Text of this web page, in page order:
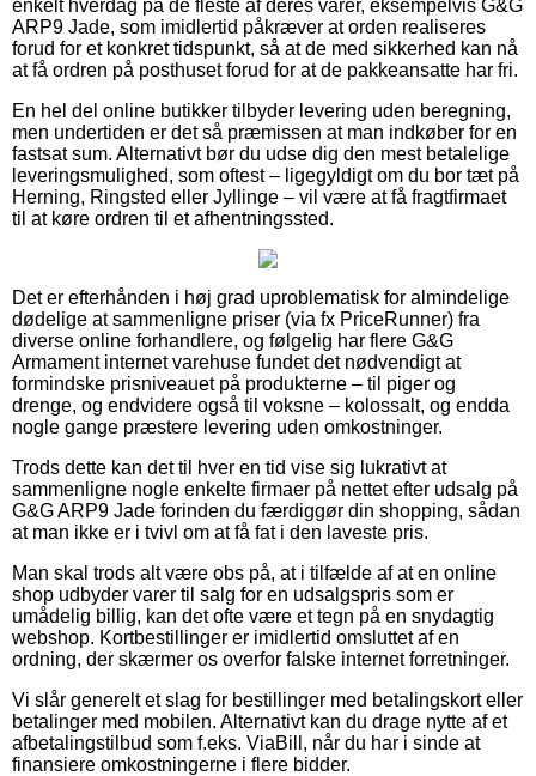
enkelt hverdag på de fleste af deres varer, eksempelvis G&G
ARP9 Jade, som imidlertid påkræver at orden realiseres
forud for et konkret tidspunkt, så at de med sikkerhed kan nå
at få ordren på posthuset forud for at de pakkeansatte har fri.
En hel del online butikker tilbyder levering uden beregning,
men undertiden er det så præmissen at man indkøber for en
fastsat sum. Alternativt bør du udse dig den mest betalelige
leveringsmulighed, som oftest – ligegyldigt om du bor tæt på
Herning, Ringsted eller Jyllinge – vil være at få fragtfirmaet
til at køre ordren til et afhentningssted.
Det er efterhånden i høj grad uproblematisk for almindelige
dødelige at sammenligne priser (via fx PriceRunner) fra
diverse online forhandlere, og følgelig har flere G&G
Armament internet varehuse fundet det nødvendigt at
formindske prisniveauet på produkterne – til piger og
drenge, og endvidere også til voksne – kolossalt, og endda
nogle gange præstere levering uden omkostninger.
Trods dette kan det til hver en tid vise sig lukrativt at
sammenligne nogle enkelte firmaer på nettet efter udsalg på
G&G ARP9 Jade forinden du færdiggør din shopping, sådan
at man ikke er i tvivl om at få fat i den laveste pris.
Man skal trods alt være obs på, at i tilfælde af at en online
shop udbyder varer til salg for en udsalgspris som er
umådelig billig, kan det ofte være et tegn på en snydagtig
webshop. Kortbestillinger er imidlertid omsluttet af en
ordning, der skærmer os overfor falske internet forretninger.
Vi slår generelt et slag for bestillinger med betalingskort eller
betalinger med mobilen. Alternativt kan du drage nytte af et
afbetalingstilbud som f.eks. ViaBill, når du har i sinde at
finansiere omkostningerne i flere bidder.